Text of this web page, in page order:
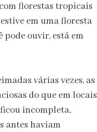
florestas tropicais
em uma floresta
pode ouvir, está em
várias vezes, as
do que em locais
incompleta,
antes haviam